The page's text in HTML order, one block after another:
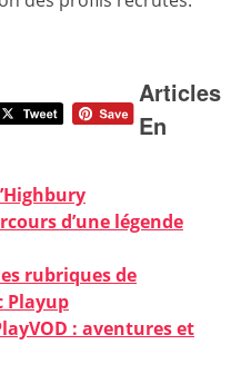
Articles
En
d’une légende
rubriques de
Playup
: aventures et